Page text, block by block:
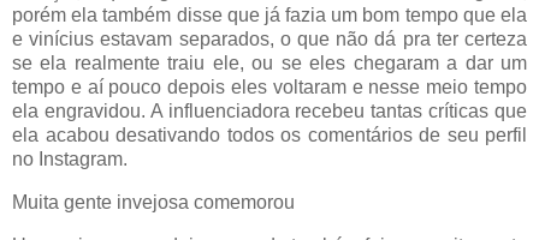
porém ela também disse que já fazia um bom tempo que ela
e vinícius estavam separados, o que não dá pra ter certeza
se ela realmente traiu ele, ou se eles chegaram a dar um
tempo e aí pouco depois eles voltaram e nesse meio tempo
ela engravidou. A influenciadora recebeu tantas críticas que
ela acabou desativando todos os comentários de seu perfil
no Instagram.
Muita gente invejosa comemorou